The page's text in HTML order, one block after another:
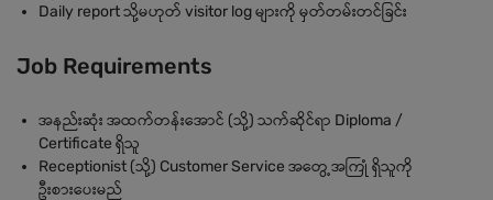
Daily report သို့မဟုတ် visitor log များကို မှတ်တမ်းတင်ခြင်း
Job Requirements
အနည်းဆုံး အထက်တန်းအောင် (သို့) သက်ဆိုင်ရာ Diploma /
Certificate ရှိသူ
Receptionist (သို့) Customer Service အတွေ့အကြုံ ရှိသူကို
ဦးစားပေးမည်